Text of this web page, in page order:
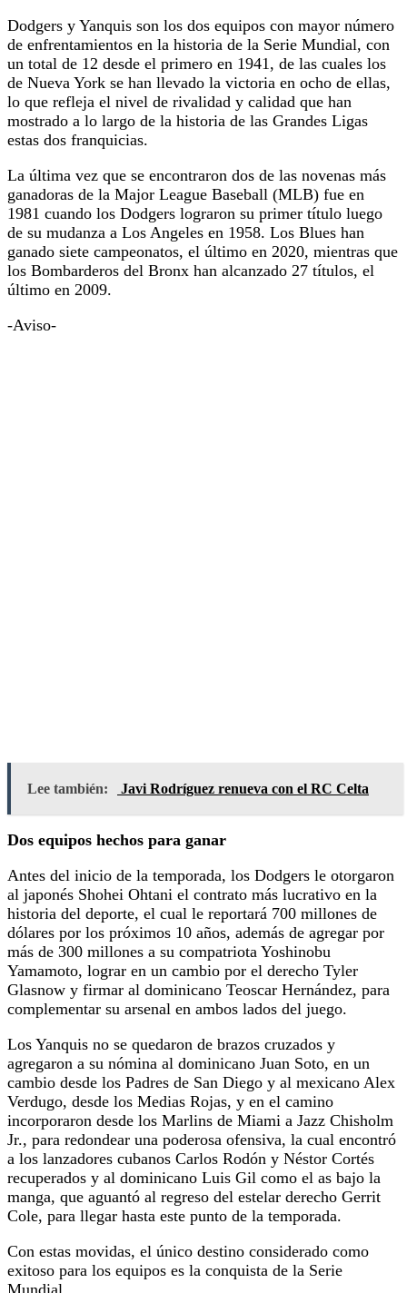
Dodgers y Yanquis son los dos equipos con mayor número
de enfrentamientos en la historia de la Serie Mundial, con
un total de 12 desde el primero en 1941, de las cuales los
de Nueva York se han llevado la victoria en ocho de ellas,
lo que refleja el nivel de rivalidad y calidad que han
mostrado a lo largo de la historia de las Grandes Ligas
estas dos franquicias.
La última vez que se encontraron dos de las novenas más
ganadoras de la Major League Baseball (MLB) fue en
1981 cuando los Dodgers lograron su primer título luego
de su mudanza a Los Angeles en 1958. Los Blues han
ganado siete campeonatos, el último en 2020, mientras que
los Bombarderos del Bronx han alcanzado 27 títulos, el
último en 2009.
-Aviso-
Lee también: Javi Rodríguez renueva con el RC Celta
Dos equipos hechos para ganar
Antes del inicio de la temporada, los Dodgers le otorgaron
al japonés Shohei Ohtani el contrato más lucrativo en la
historia del deporte, el cual le reportará 700 millones de
dólares por los próximos 10 años, además de agregar por
más de 300 millones a su compatriota Yoshinobu
Yamamoto, lograr en un cambio por el derecho Tyler
Glasnow y firmar al dominicano Teoscar Hernández, para
complementar su arsenal en ambos lados del juego.
Los Yanquis no se quedaron de brazos cruzados y
agregaron a su nómina al dominicano Juan Soto, en un
cambio desde los Padres de San Diego y al mexicano Alex
Verdugo, desde los Medias Rojas, y en el camino
incorporaron desde los Marlins de Miami a Jazz Chisholm
Jr., para redondear una poderosa ofensiva, la cual encontró
a los lanzadores cubanos Carlos Rodón y Néstor Cortés
recuperados y al dominicano Luis Gil como el as bajo la
manga, que aguantó al regreso del estelar derecho Gerrit
Cole, para llegar hasta este punto de la temporada.
Con estas movidas, el único destino considerado como
exitoso para los equipos es la conquista de la Serie
Mundial.